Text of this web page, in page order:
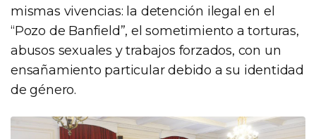
mismas vivencias: la detención ilegal en el
“Pozo de Banfield”, el sometimiento a torturas,
abusos sexuales y trabajos forzados, con un
ensañamiento particular debido a su identidad
de género.